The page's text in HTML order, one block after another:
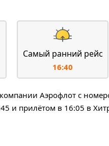
Самый ранний рейс
16:40
Аэрофлот с
и прилётом в 16:05 в